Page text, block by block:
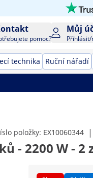
pomoc?
Můj
technika Ruční nářadí
položky: EX10060344 |
- 2200 W - 2